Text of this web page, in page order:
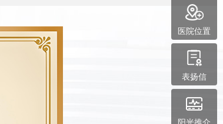
医院位置
表扬信